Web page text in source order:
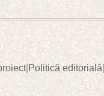
| Politică editorială|